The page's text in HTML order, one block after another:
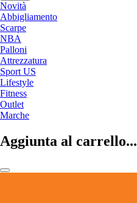
Novità
Abbigliamento
Scarpe
NBA
Palloni
Attrezzatura
Sport US
Lifestyle
Fitness
Outlet
Marche
Aggiunta al carrello...